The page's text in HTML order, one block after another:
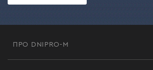
ПРО DNIPRO-M